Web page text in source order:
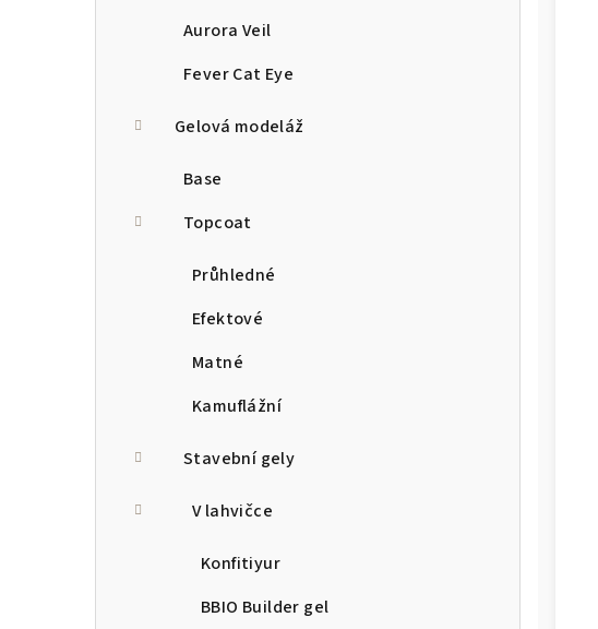
Aurora Veil
Fever Cat Eye
Gelová modeláž
Base
Topcoat
Průhledné
Efektové
Matné
Kamuflážní
Stavební gely
V lahvičce
Konfitiyur
BBIO Builder gel